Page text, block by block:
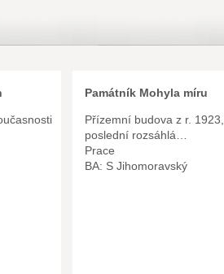
Památník Mohyla míru
Přízemní budova z r. 1923,
poslední rozsáhlá…
Prace
BA: S Jihomoravský